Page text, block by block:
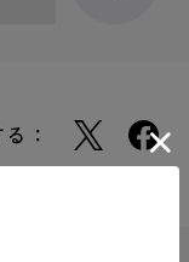
：